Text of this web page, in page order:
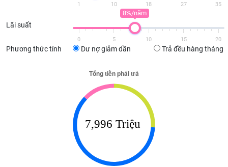
1 10 18 27 35
Lãi suất
8%/năm
0 5 10 15 20
Phương thức tính Dư nợ giảm dần Trả đều hàng tháng